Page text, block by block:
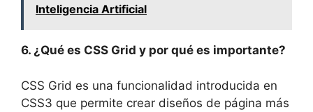
Inteligencia Artificial
6. ¿Qué es CSS Grid y por qué es importante?
CSS Grid es una funcionalidad introducida en
CSS3 que permite crear diseños de página más